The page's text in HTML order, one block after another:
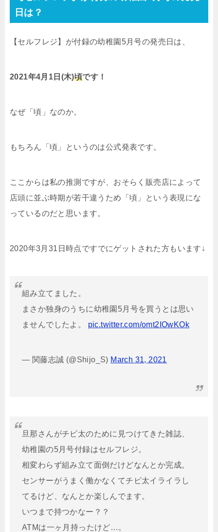
日は？
【セルフレジ】が付録の幼稚園5月号の発売日は、
2021年4月1日(木)頃です！
なぜ「頃」なのか。
もちろん「頃」というのは公式発表です。
ここからは私の推測ですが、おそらく販売店によって
店頭に並ぶ時期が若干違うため「頃」という表現にな
っているのだと思います。
2020年3月31日時点ですでにゲットされた方もいます↓
組み立てました。
まさか独身のうちに幼稚園5月号を買うとは思い
ませんでしたよ。 pic.twitter.com/omt2IOwKOk
— 関藤志誠 (@Shijo_S) March 31, 2021
旦那さんがチビ太のために見つけてきた雑誌、
幼稚園の5月号付録はセルフレジ。
相変わらず組み立て面倒だけどなんとか完成。
センサーがうまく働かなくてチビ太イライラし
てるけど、なんとか楽しんでます。
いつまで持つかなー？？
ATMは一ヶ月持ったけど…。